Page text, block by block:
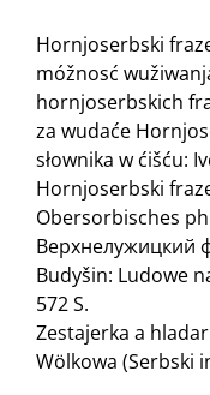
Hornjoserbski
móžnosć
hornjoserbskich
za wudaće
słownika w ćišću:
Hornjoserbski
Obersorbisches
Верхнелужицкий
Budyšin: Ludowe
572 S.
Zestajerka a
Wölkowa (Serbski